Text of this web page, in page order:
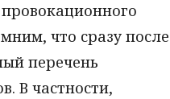
что сразу после
перечень
В частности,